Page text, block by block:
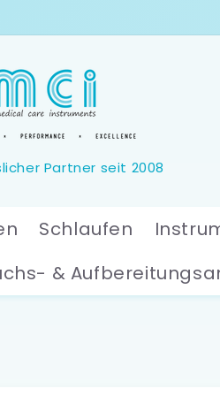
Schlaufen
&